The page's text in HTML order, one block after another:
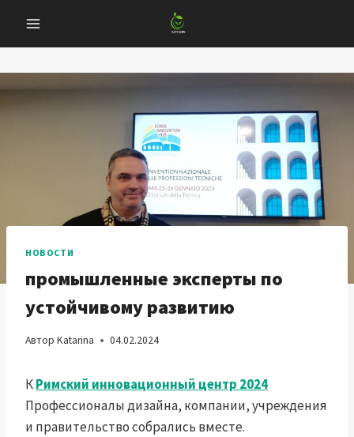
содержанию
НОВОСТИ
промышленные эксперты по
устойчивому развитию
Автор Katarina 04.02.2024
КРимский инновационный центр 2024
Профессионалы дизайна, компании, учреждения
и правительство собрались вместе.